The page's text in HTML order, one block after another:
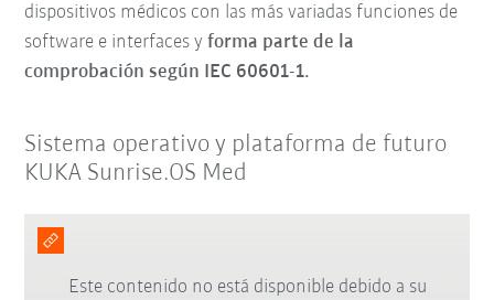
dispositivos médicos con las más variadas funciones de
software e interfaces yforma parte de la
comprobación según IEC 60601-1.
Sistema operativo y plataforma de futuro
KUKA Sunrise.OS Med
Este contenido no está disponible debido a su